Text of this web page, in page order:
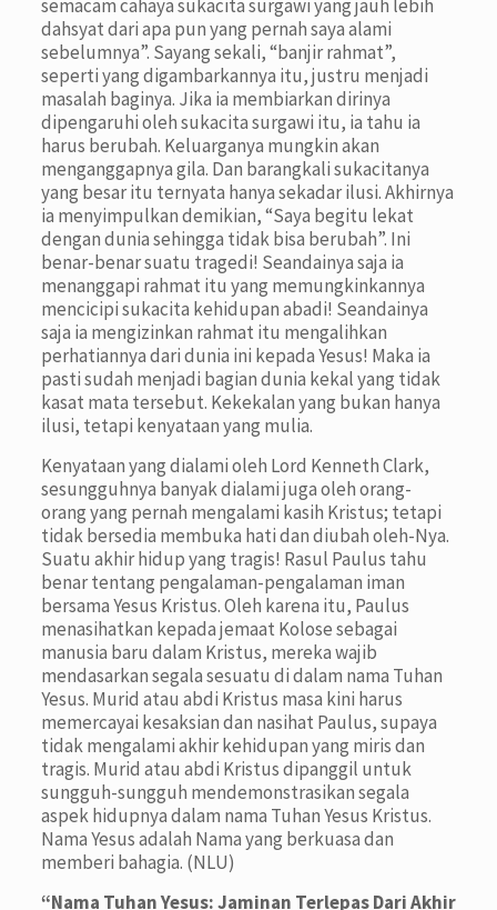
semacam cahaya sukacita surgawi yang jauh lebih
dahsyat dari apa pun yang pernah saya alami
sebelumnya”. Sayang sekali, “banjir rahmat”,
seperti yang digambarkannya itu, justru menjadi
masalah baginya. Jika ia membiarkan dirinya
dipengaruhi oleh sukacita surgawi itu, ia tahu ia
harus berubah. Keluarganya mungkin akan
menganggapnya gila. Dan barangkali sukacitanya
yang besar itu ternyata hanya sekadar ilusi. Akhirnya
ia menyimpulkan demikian, “Saya begitu lekat
dengan dunia sehingga tidak bisa berubah”. Ini
benar-benar suatu tragedi! Seandainya saja ia
menanggapi rahmat itu yang memungkinkannya
mencicipi sukacita kehidupan abadi! Seandainya
saja ia mengizinkan rahmat itu mengalihkan
perhatiannya dari dunia ini kepada Yesus! Maka ia
pasti sudah menjadi bagian dunia kekal yang tidak
kasat mata tersebut. Kekekalan yang bukan hanya
ilusi, tetapi kenyataan yang mulia.
Kenyataan yang dialami oleh Lord Kenneth Clark,
sesungguhnya banyak dialami juga oleh orang-
orang yang pernah mengalami kasih Kristus; tetapi
tidak bersedia membuka hati dan diubah oleh-Nya.
Suatu akhir hidup yang tragis! Rasul Paulus tahu
benar tentang pengalaman-pengalaman iman
bersama Yesus Kristus. Oleh karena itu, Paulus
menasihatkan kepada jemaat Kolose sebagai
manusia baru dalam Kristus, mereka wajib
mendasarkan segala sesuatu di dalam nama Tuhan
Yesus. Murid atau abdi Kristus masa kini harus
memercayai kesaksian dan nasihat Paulus, supaya
tidak mengalami akhir kehidupan yang miris dan
tragis. Murid atau abdi Kristus dipanggil untuk
sungguh-sungguh mendemonstrasikan segala
aspek hidupnya dalam nama Tuhan Yesus Kristus.
Nama Yesus adalah Nama yang berkuasa dan
memberi bahagia. (NLU)
“Nama Tuhan Yesus: Jaminan Terlepas Dari Akhir